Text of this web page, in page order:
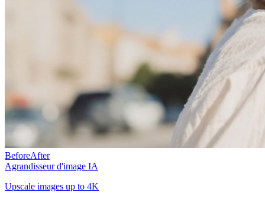
BeforeAfter
Agrandisseur d'image IA
Upscale images up to 4K